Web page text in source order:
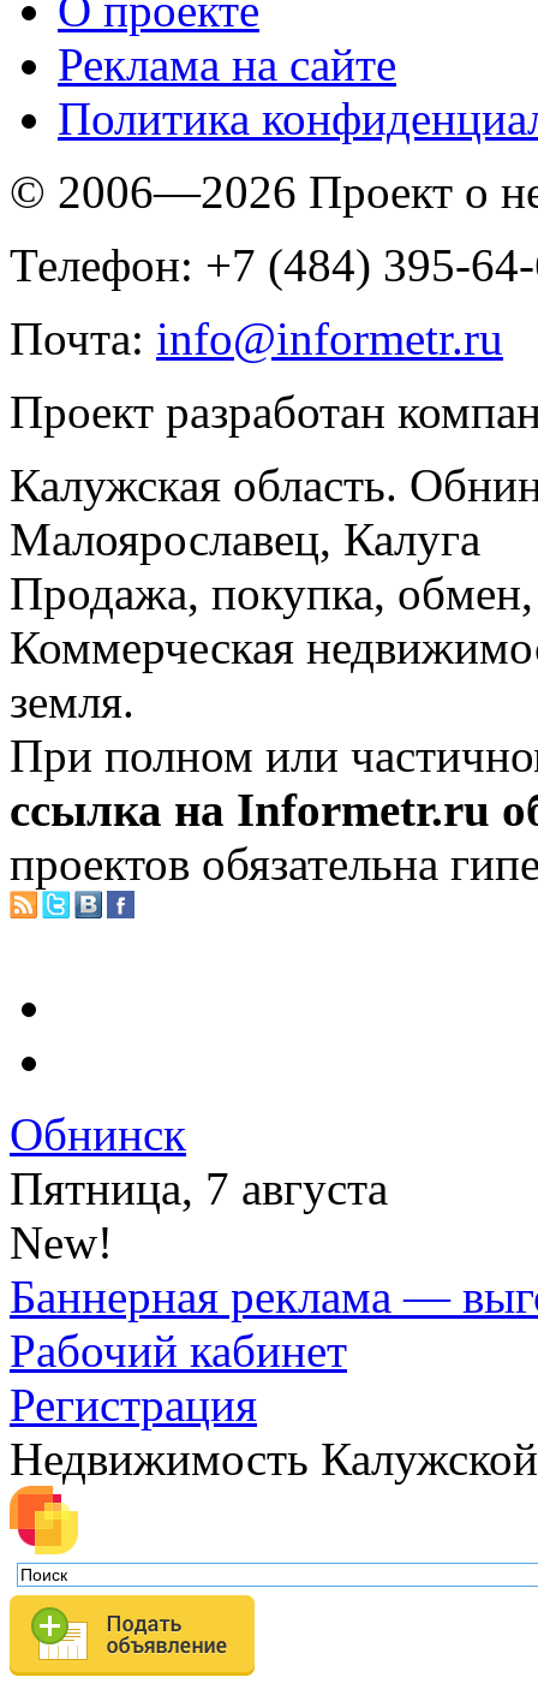
O проекте
Реклама на сайте
Политика
© 2006—2026 Проект о
Телефон: +7 (484) 395-
Почта: info@informetr.ru
Проект разработан
Калужская область.
Малоярославец, Калуга
Продажа, покупка, обмен,
Коммерческая
земля.
При полном или
ссылка на Informetr.ru
проектов обязательна
Обнинск
Пятница, 7 августа
New!
Баннерная реклама —
Рабочий кабинет
Регистрация
Недвижимость